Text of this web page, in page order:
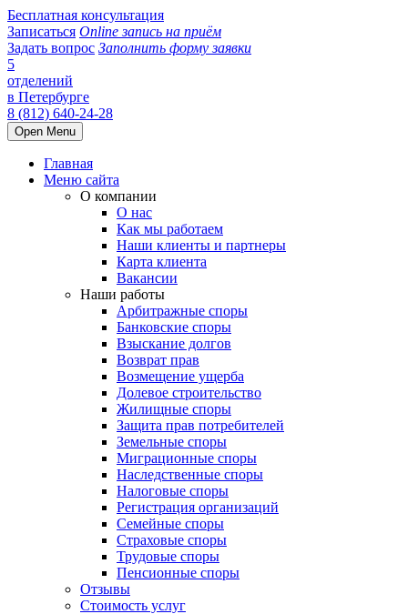
Бесплатная консультация
Записаться Online запись на приём
Задать вопрос Заполнить форму заявки
5
отделений
в Петербурге
8 (812) 640-24-28
Open Menu
Главная
Меню сайта
О компании
О нас
Как мы работаем
Наши клиенты и партнеры
Карта клиента
Вакансии
Наши работы
Арбитражные споры
Банковские споры
Взыскание долгов
Возврат прав
Возмещение ущерба
Долевое строительство
Жилищные споры
Защита прав потребителей
Земельные споры
Миграционные споры
Наследственные споры
Налоговые споры
Регистрация организаций
Семейные споры
Страховые споры
Трудовые споры
Пенсионные споры
Отзывы
Стоимость услуг